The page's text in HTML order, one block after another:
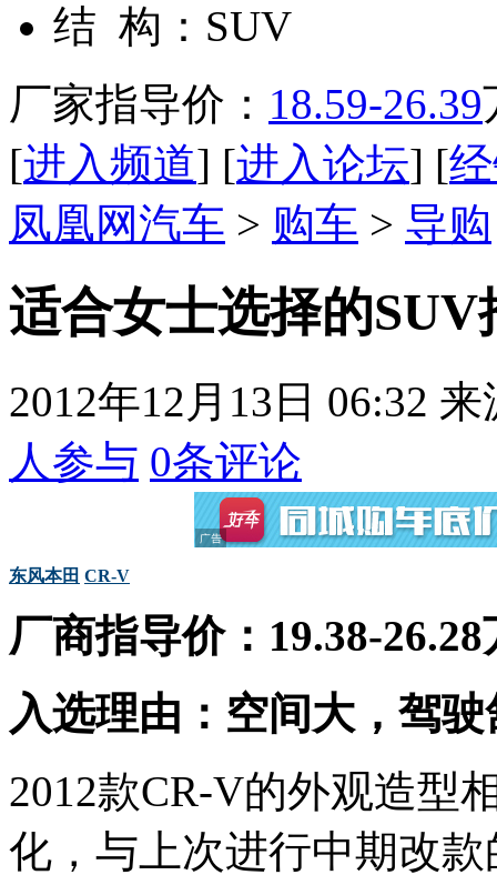
结 构： SUV
厂家指导价： 18.59-26.39
[进入频道] [进入论坛] [
凤凰网汽车 > 购车 > 导购
适合女士选择的
2012年12月13日 06:32 来
人参与 0条评论
东风本田 CR-V
厂商指导价：19.38-26.28
入选理由：空间大，驾驶
2012款CR-V的外观造型
化，与上次进行中期改